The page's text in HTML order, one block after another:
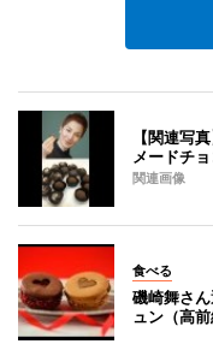
【関連写
メードチョ
関連画像
食べる
磯崎舞さ
ュン（高前